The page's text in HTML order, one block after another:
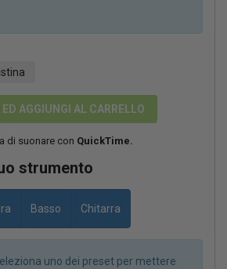
ED AGGIUNGI AL CARRELLO
di suonare con QuickTime.
strumento
Basso Chitarra
uno dei preset per mettere